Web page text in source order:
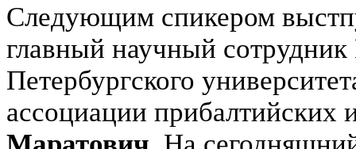
Следующим спикером
главный научный
Петербургского
ассоциации прибалтийских